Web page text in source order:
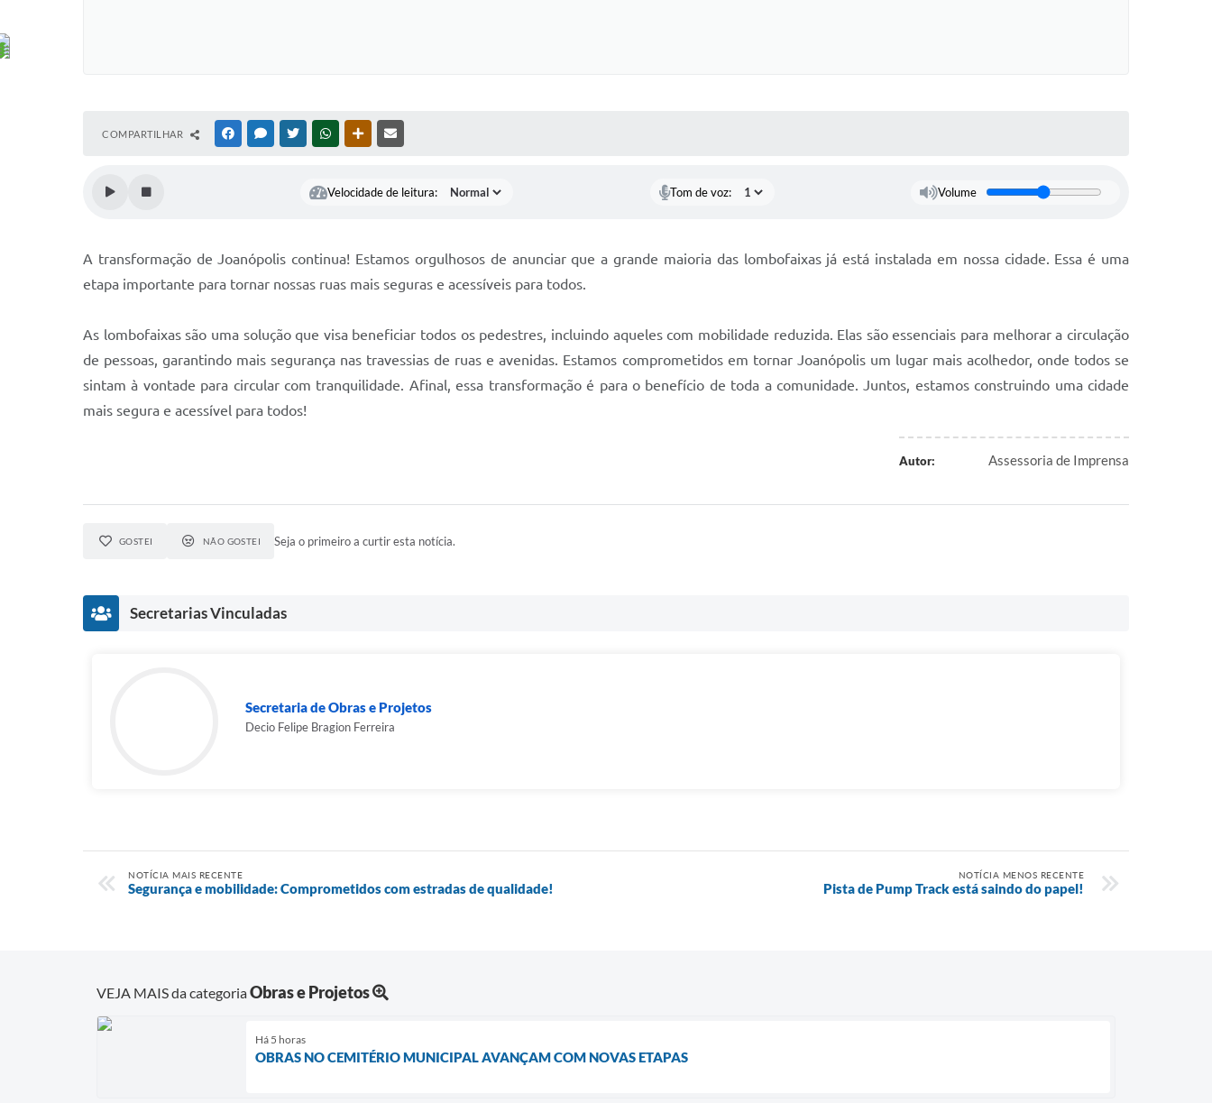
COMPARTILHAR FACEBOOKMESSENGER
TWITTERWHATSAPPOUTRAS MÍDIAS
Velocidade de leitura: Tom de voz: Volume
A transformação de Joanópolis continua! Estamos orgulhosos de anunciar que a grande maioria das lombofaixas já está instalada em nossa cidade. Essa é uma
etapa importante para tornar nossas ruas mais seguras e acessíveis para todos.
As lombofaixas são uma solução que visa beneficiar todos os pedestres, incluindo aqueles com mobilidade reduzida. Elas são essenciais para melhorar a circulação
de pessoas, garantindo mais segurança nas travessias de ruas e avenidas. Estamos comprometidos em tornar Joanópolis um lugar mais acolhedor, onde todos se
sintam à vontade para circular com tranquilidade. Afinal, essa transformação é para o benefício de toda a comunidade. Juntos, estamos construindo uma cidade
mais segura e acessível para todos!
Autor: Assessoria de Imprensa
GOSTEI NÃO GOSTEI Seja o primeiro a curtir esta notícia.
Secretarias Vinculadas
Secretaria de Obras e Projetos
Decio Felipe Bragion Ferreira
NOTÍCIA MAIS RECENTE
Segurança e mobilidade: Comprometidos com estradas de qualidade!
NOTÍCIA MENOS RECENTE
Pista de Pump Track está saindo do papel!
VEJA MAIS da categoriaObras e Projetos
Há 5 horas
OBRAS NO CEMITÉRIO MUNICIPAL AVANÇAM COM NOVAS ETAPAS